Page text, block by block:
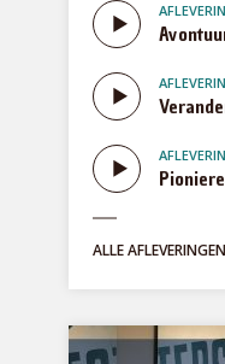
ALLE AFLEVERINGEN